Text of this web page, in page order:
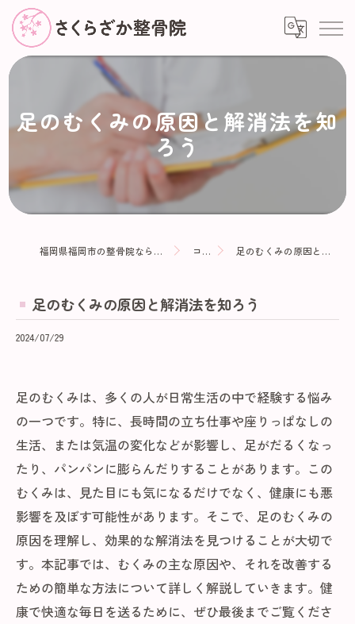
足のむくみの原因と解消法を知
ろう
福岡県福岡市の整骨院ならさくらざか整骨院 コラム 足のむくみの原因と解消法を知ろう
足のむくみの原因と解消法を知ろう
2024/07/29
足のむくみは、多くの人が日常生活の中で経験する悩み
の一つです。特に、長時間の立ち仕事や座りっぱなしの
生活、または気温の変化などが影響し、足がだるくなっ
たり、パンパンに膨らんだりすることがあります。この
むくみは、見た目にも気になるだけでなく、健康にも悪
影響を及ぼす可能性があります。そこで、足のむくみの
原因を理解し、効果的な解消法を見つけることが大切で
す。本記事では、むくみの主な原因や、それを改善する
ための簡単な方法について詳しく解説していきます。健
康で快適な毎日を送るために、ぜひ最後までご覧くださ